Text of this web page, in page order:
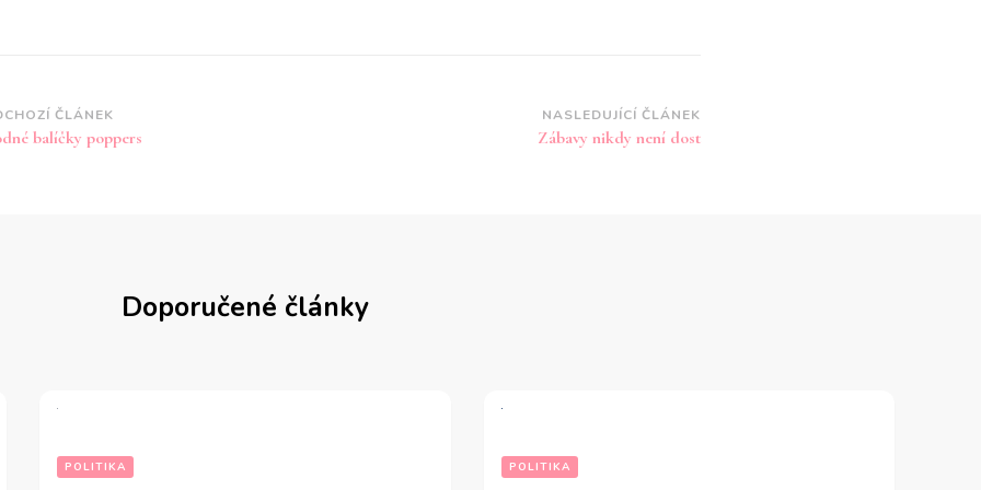
ČLÁNEK
balíčky poppers
NASLEDUJÍCÍ ČLÁNEK
Zábavy nikdy není dost
Doporučené články
POLITIKA POLITIKA